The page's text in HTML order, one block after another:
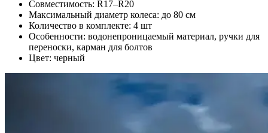
Совместимость: R17–R20
Максимальный диаметр колеса: до 80 см
Количество в комплекте: 4 шт
Особенности: водонепроницаемый материал, ручки для
переноски, карман для болтов
Цвет: черный